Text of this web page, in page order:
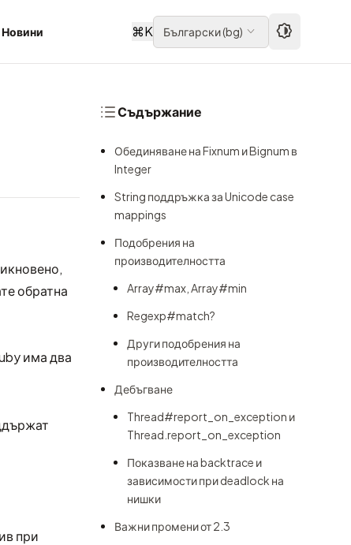
Новини ⌘K Български(bg)
обратна
има два
при
Съдържание
Обединяване на Fixnum и Bignum в
Integer
String поддръжка за Unicode case
mappings
Подобрения на
производителността
Array#max, Array#min
Regexp#match?
Други подобрения на
производителността
Дебъгване
Thread#report_on_exception и
Thread.report_on_exception
Показване на backtrace и
зависимости при deadlock на
нишки
Важни промени от 2.3